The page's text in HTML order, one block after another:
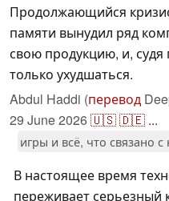
Продолжающийся
памяти вынудил ряд
свою продукцию, и, судя
только ухудшаться.
Abdul Haddi (перевод
29 June 2026🇺🇸🇩🇪 ...
игры и всё, что связано
В настоящее время
переживает серьезный